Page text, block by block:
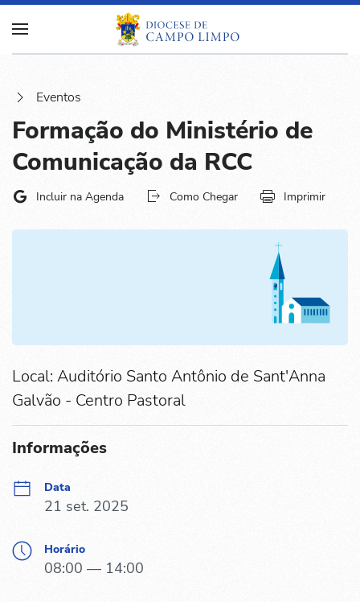
Eventos
Formação do Ministério de
Comunicação da RCC
Incluir na Agenda Como Chegar Imprimir
Local: Auditório Santo Antônio de Sant'Anna
Galvão - Centro Pastoral
Informações
Data
21 set. 2025
Horário
08:00 — 14:00